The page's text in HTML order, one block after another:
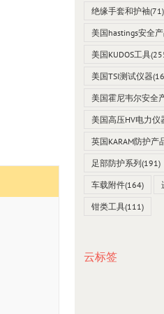
绝缘手套和护袖(71)
美国hastings安全
美国KUDOS工具
美国TSI测试仪器
美国霍尼韦尔安全
美国高压HV电力仪
英国KARAM防护产
足部防护系列(191)
车载附件(164)
钳类工具(111)
云标签